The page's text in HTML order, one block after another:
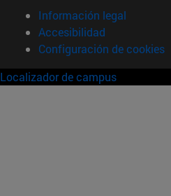
Información legal
Accesibilidad
Configuración de cookies
Localizador de campus